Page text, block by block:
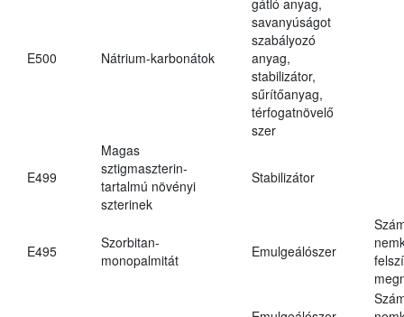
E500 Nátrium-karbonátok
savanyúságot
szabályozó
anyag,
stabilizátor,
sűrítőanyag,
térfogatnövelő
szer
E499
Magas
sztigmaszterin-
tartalmú növényi
szterinek
Stabilizátor
E495
Szorbitan-
monopalmitát
Emulgeálószer